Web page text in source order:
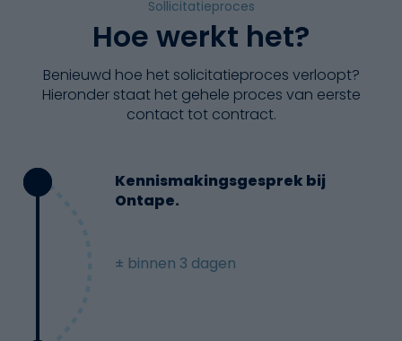
Sollicitatieproces
Hoe werkt het?
Benieuwd hoe het solicitatieproces verloopt?
Hieronder staat het gehele proces van eerste
contact tot contract.
± binnen 3 dagen
Kennismakingsgesprek bij
Ontape.